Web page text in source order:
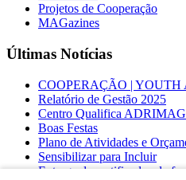
Projetos de Cooperação
MAGazines
Últimas Notícias
COOPERAÇÃO | YOUTH
Relatório de Gestão 2025
Centro Qualifica ADRIMAG
Boas Festas
Plano de Atividades e
Sensibilizar para Incluir
Entrega de certificados de